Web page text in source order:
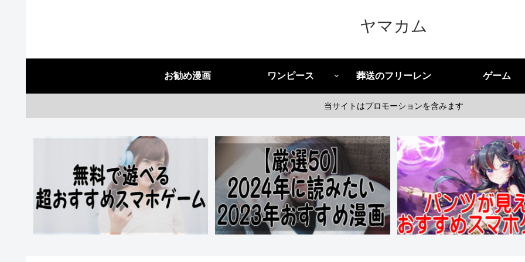
ヤマカム
お勧め漫画 ワンピース 葬送のフリーレン ゲーム
当サイトはプロモーションを含みます